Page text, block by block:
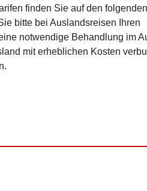
finden Sie auf den
bitte bei Auslandsreisen Ihren
notwendige Behandlung im
mit erheblichen Kosten